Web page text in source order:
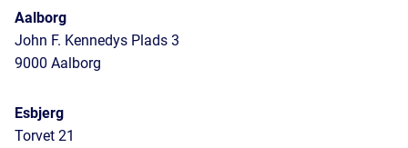
Aalborg
John F. Kennedys Plads 3
9000 Aalborg
Esbjerg
Torvet 21